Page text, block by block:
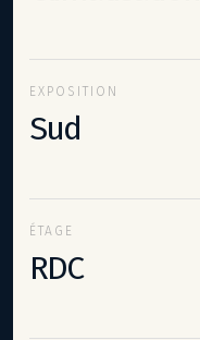
EXPOSITION
Sud
ÉTAGE
RDC